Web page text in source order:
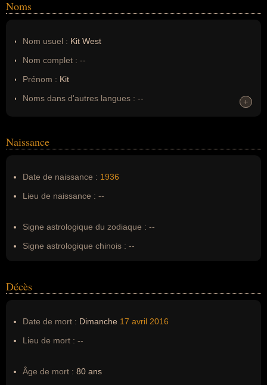
Noms
Nom usuel : Kit West
Nom complet : --
Prénom : Kit
Noms dans d'autres langues : --
Nom de famille :West
+
+
Naissance
Date de naissance : 1936
Lieu de naissance : --
Signe astrologique du zodiaque : --
Signe astrologique chinois : --
Décès
Date de mort : Dimanche 17 avril 2016
Lieu de mort : --
Âge de mort : 80 ans